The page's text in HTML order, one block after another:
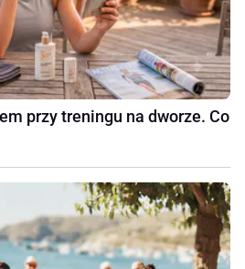
przy treningu na dworze. Co